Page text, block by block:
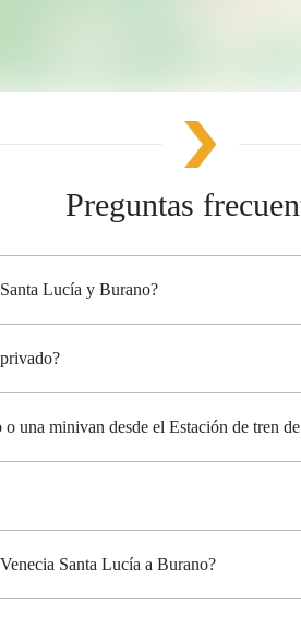
Preguntas
Lucía y Burano?
una minivan desde el Estación de tren
Santa Lucía a Burano?